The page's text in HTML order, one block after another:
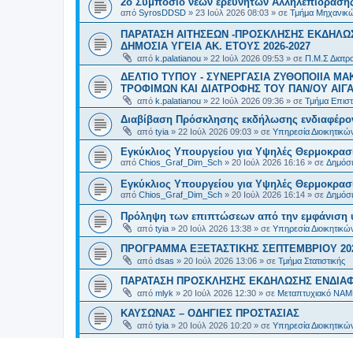
από SyrosDDSD » 23 Ιούλ 2026 08:03 » σε Τμήμα
ΠΑΡΑΤΑΣΗ ΑΙΤΗΣΕΩΝ -ΠΡΟΣΚΛΗΣΗΣ
ΔΗΜΟΣΙΑ ΥΓΕΙΑ AK. ETOYΣ 2026-2027
από k.palatianou » 22 Ιούλ 2026 09:53 » σε Π.Μ.Σ
ΔΕΛΤΙΟ ΤΥΠΟΥ - ΣΥΝΕΡΓΑΣΙΑ ΖΥΘΟΠΟΙΙΑ
ΤΡΟΦΙΜΩΝ ΚΑΙ ΔΙΑΤΡΟΦΗΣ ΤΟΥ ΠΑΝ/ΟΥ
από k.palatianou » 22 Ιούλ 2026 09:36 » σε Τμήμα
Διαβίβαση Πρόσκλησης εκδήλωσης
από tyia » 22 Ιούλ 2026 09:03 » σε Υπηρεσία
Εγκύκλιος Υπουργείου για Υψηλές
από Chios_Graf_Dim_Sch » 20 Ιούλ 2026 16:16 » σε
Εγκύκλιος Υπουργείου για Υψηλές
από Chios_Graf_Dim_Sch » 20 Ιούλ 2026 16:14 » σε
Πρόληψη των επιπτώσεων από την εμφάνιση
από tyia » 20 Ιούλ 2026 13:38 » σε Υπηρεσία
ΠΡΟΓΡΑΜΜΑ ΕΞΕΤΑΣΤΙΚΗΣ ΣΕΠΤΕΜΒΡΙΟΥ
από dsas » 20 Ιούλ 2026 13:06 » σε Τμήμα Στατιστικής
ΠΑΡΑΤΑΣΗ ΠΡΟΣΚΛΗΣΗΣ ΕΚΔΗΛΩΣΗΣ
από mlyk » 20 Ιούλ 2026 12:30 » σε Μεταπτυχιακό
ΚΑΥΣΩΝΑΣ – ΟΔΗΓΙΕΣ ΠΡΟΣΤΑΣΙΑΣ
από tyia » 20 Ιούλ 2026 10:20 » σε Υπηρεσία